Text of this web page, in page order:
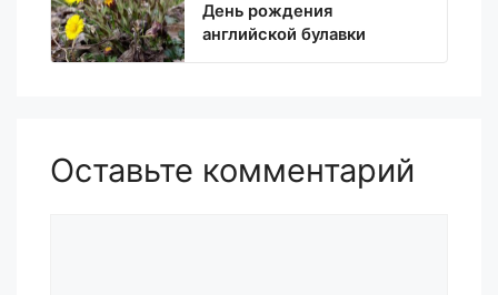
День рождения
английской булавки
Оставьте комментарий